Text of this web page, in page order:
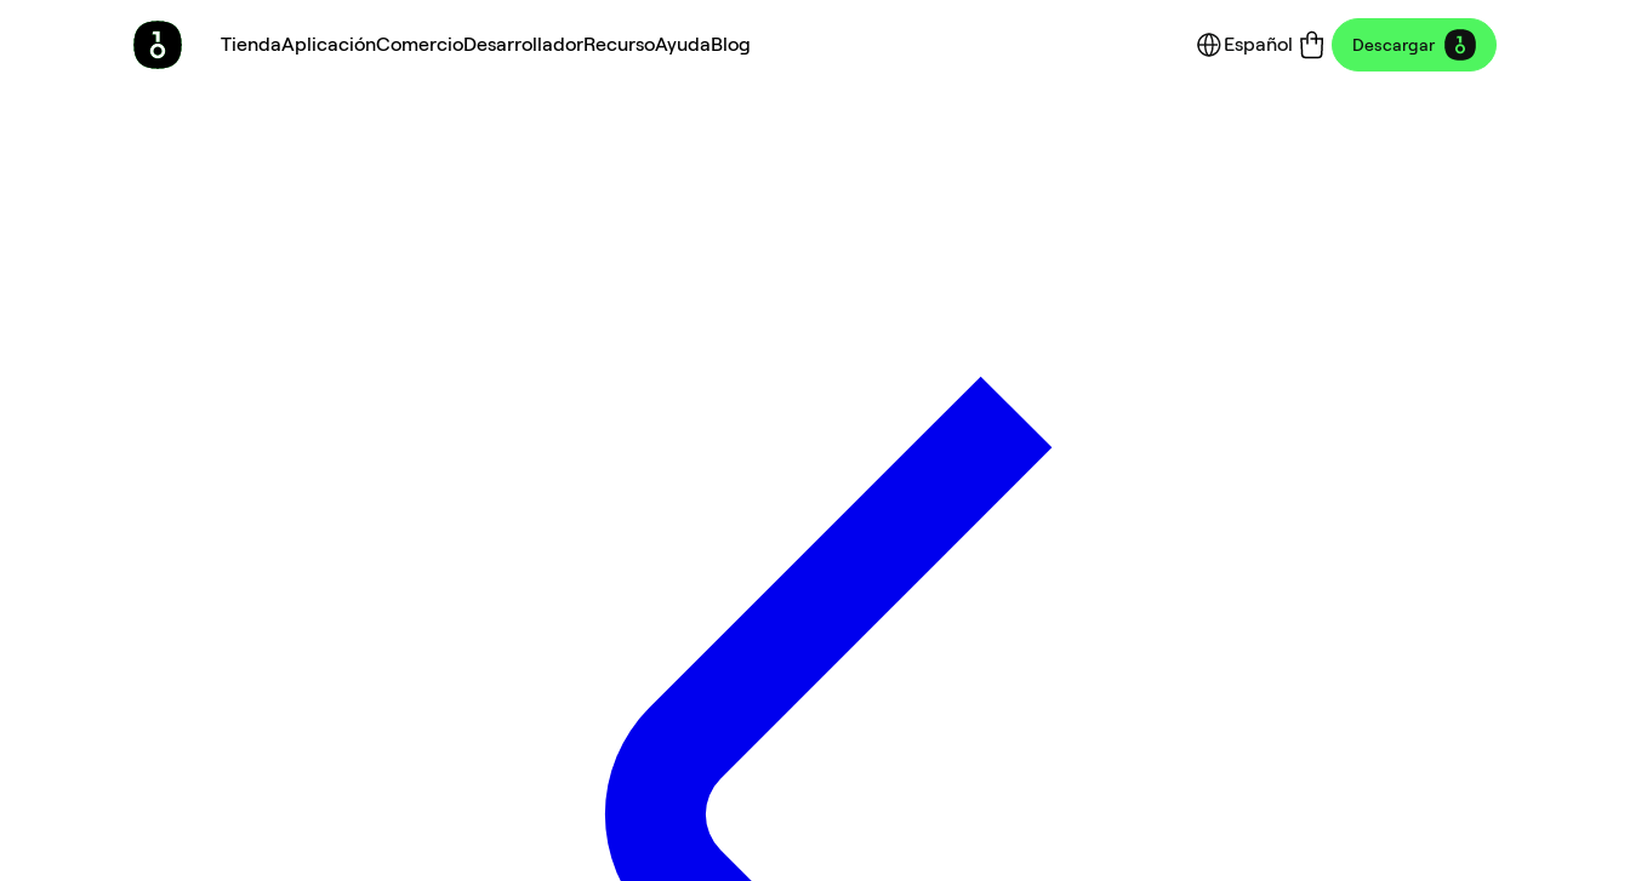
TiendaAplicaciónComercioDesarrolladorRecursoAyudaBlog Español Descargar